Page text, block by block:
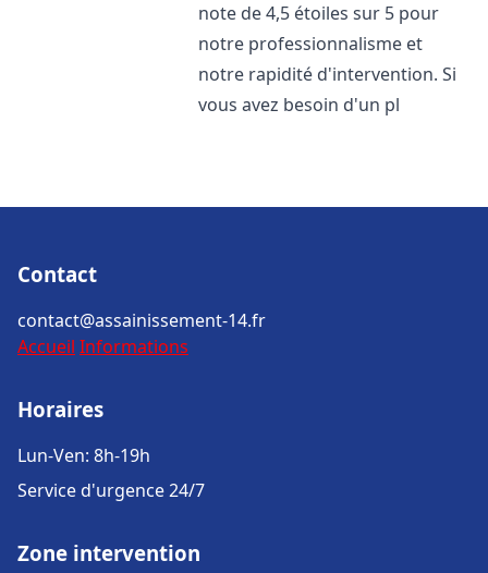
note de 4,5 étoiles sur 5 pour
notre professionnalisme et
notre rapidité d'intervention. Si
vous avez besoin d'un pl
Contact
contact@assainissement-14.fr
Accueil Informations
Horaires
Lun-Ven: 8h-19h
Service d'urgence 24/7
Zone intervention